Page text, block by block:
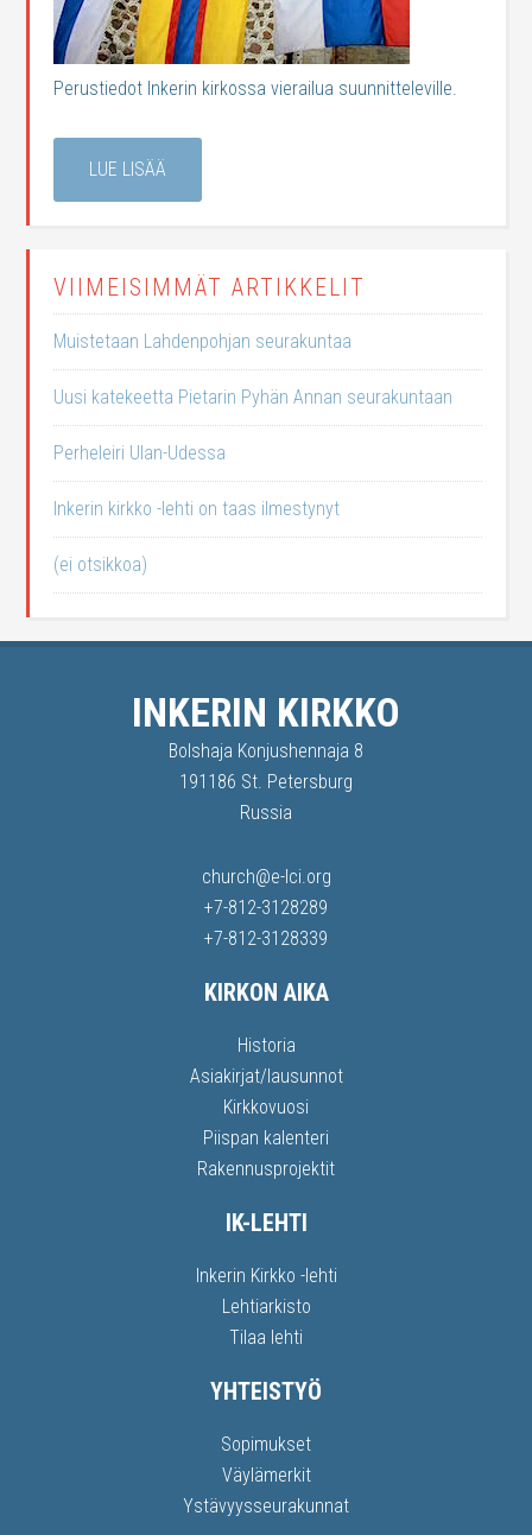
Perustiedot Inkerin kirkossa vierailua suunnitteleville.
LUE LISÄÄ
VIIMEISIMMÄT ARTIKKELIT
Muistetaan Lahdenpohjan seurakuntaa
Uusi katekeetta Pietarin Pyhän Annan seurakuntaan
Perheleiri Ulan-Udessa
Inkerin kirkko -lehti on taas ilmestynyt
(ei otsikkoa)
INKERIN KIRKKO
Bolshaja Konjushennaja 8
191186 St. Petersburg
Russia
church@e-lci.org
+7-812-3128289
+7-812-3128339
KIRKON AIKA
Historia
Asiakirjat/lausunnot
Kirkkovuosi
Piispan kalenteri
Rakennusprojektit
IK-LEHTI
Inkerin Kirkko -lehti
Lehtiarkisto
Tilaa lehti
YHTEISTYÖ
Sopimukset
Väylämerkit
Ystävyysseurakunnat